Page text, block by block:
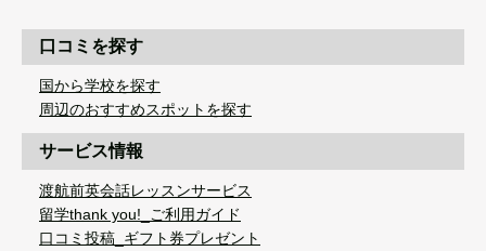
口コミを探す
国から学校を探す
周辺のおすすめスポットを探す
サービス情報
渡航前英会話レッスンサービス
留学thank you!_ご利用ガイド
口コミ投稿_ギフト券プレゼント